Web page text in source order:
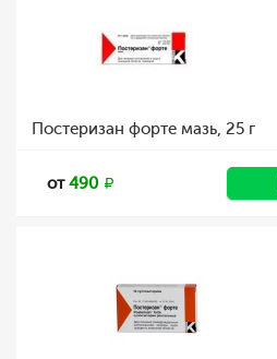
Постеризан форте мазь, 25 г
от490